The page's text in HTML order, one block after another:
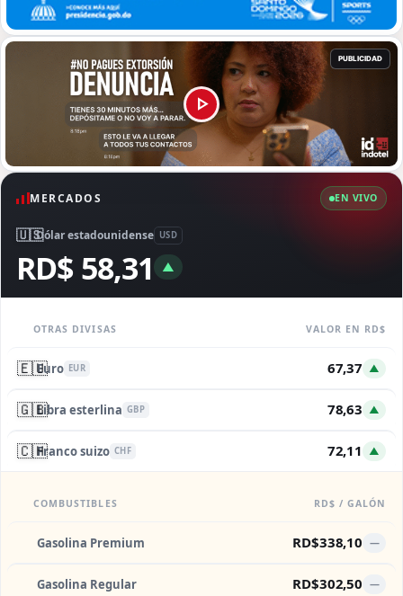
MERCADOS EN VIVO
🇺🇸Dólar estadounidense USD
RD$ 58,31 ▲
OTRAS DIVISAS VALOR EN RD$
🇪🇺Euro EUR 67,37 ▲
🇬🇧Libra esterlina GBP 78,63 ▲
🇨🇭Franco suizo CHF 72,11 ▲
COMBUSTIBLES RD$ / GALÓN
Gasolina Premium RD$338,10 —
Gasolina Regular RD$302,50 —